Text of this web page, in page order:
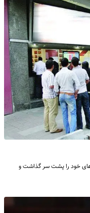
خود را پشت سر گذاشت و